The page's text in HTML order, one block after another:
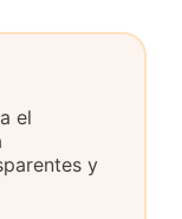
el
y